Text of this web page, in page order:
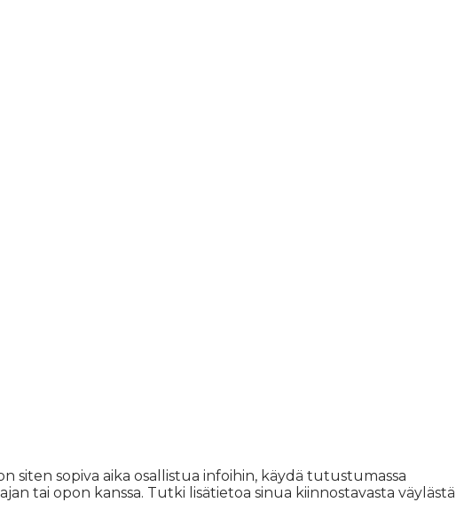
sopiva aika osallistua infoihin, käydä tutustumassa
tai opon kanssa. Tutki lisätietoa sinua kiinnostavasta väylästä